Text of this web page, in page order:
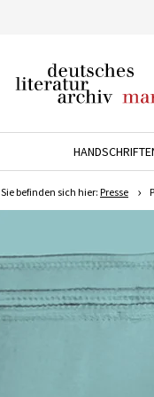
Marbach
Sie befinden sich hier: Presse